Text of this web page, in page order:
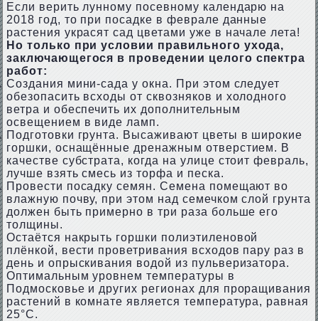
Если верить лунному посевному календарю на
2018 год, то при посадке в феврале данные
растения украсят сад цветами уже в начале лета!
Но только при условии правильного ухода,
заключающегося в проведении целого спектра
работ:
Создания мини-сада у окна. При этом следует
обезопасить всходы от сквозняков и холодного
ветра и обеспечить их дополнительным
освещением в виде ламп.
Подготовки грунта. Высаживают цветы в широкие
горшки, оснащённые дренажным отверстием. В
качестве субстрата, когда на улице стоит февраль,
лучше взять смесь из торфа и песка.
Провести посадку семян. Семена помещают во
влажную почву, при этом над семечком слой грунта
должен быть примерно в три раза больше его
толщины.
Остаётся накрыть горшки полиэтиленовой
плёнкой, вести проветривания всходов пару раз в
день и опрыскивания водой из пульверизатора.
Оптимальным уровнем температуры в
Подмосковье и других регионах для проращивания
растений в комнате является температура, равная
25°C.